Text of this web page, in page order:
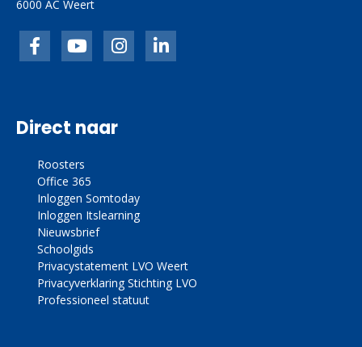
6000 AC Weert
Direct naar
Roosters
Office 365
Inloggen Somtoday
Inloggen Itslearning
Nieuwsbrief
Schoolgids
Privacystatement LVO Weert
Privacyverklaring Stichting LVO
Professioneel statuut